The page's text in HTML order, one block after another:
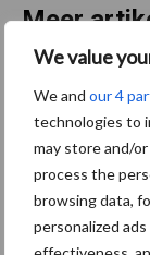
We value
We and our 4
technologies to
may store and/
process the
browsing data,
personalized
Meer